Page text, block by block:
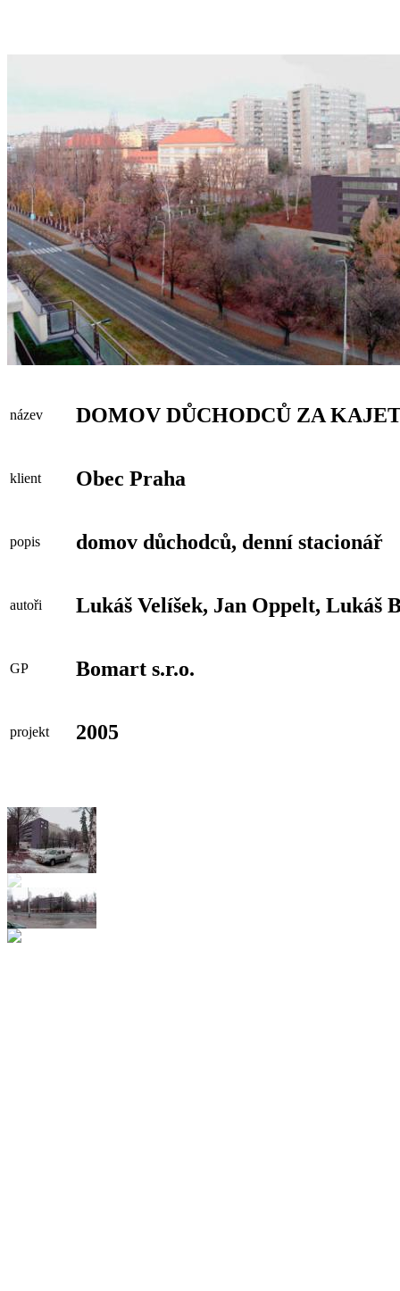
název DOMOV DŮCHODCŮ ZA
klient Obec Praha
popis domov důchodců, denní stacionář
autoři Lukáš Velíšek, Jan Oppelt, Lukáš
GP Bomart s.r.o.
projekt 2005